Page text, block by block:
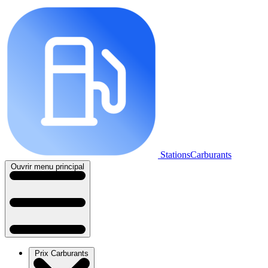
StationsCarburants
Ouvrir menu principal
Prix Carburants